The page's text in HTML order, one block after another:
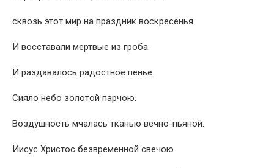
сквозь этот мир на праздник воскресенья.
И восставали мертвые из гроба.
И раздавалось радостное пенье.
Сияло небо золотой парчою.
Воздушность мчалась тканью вечно-пьяной.
Иисус Христос безвременной свечою